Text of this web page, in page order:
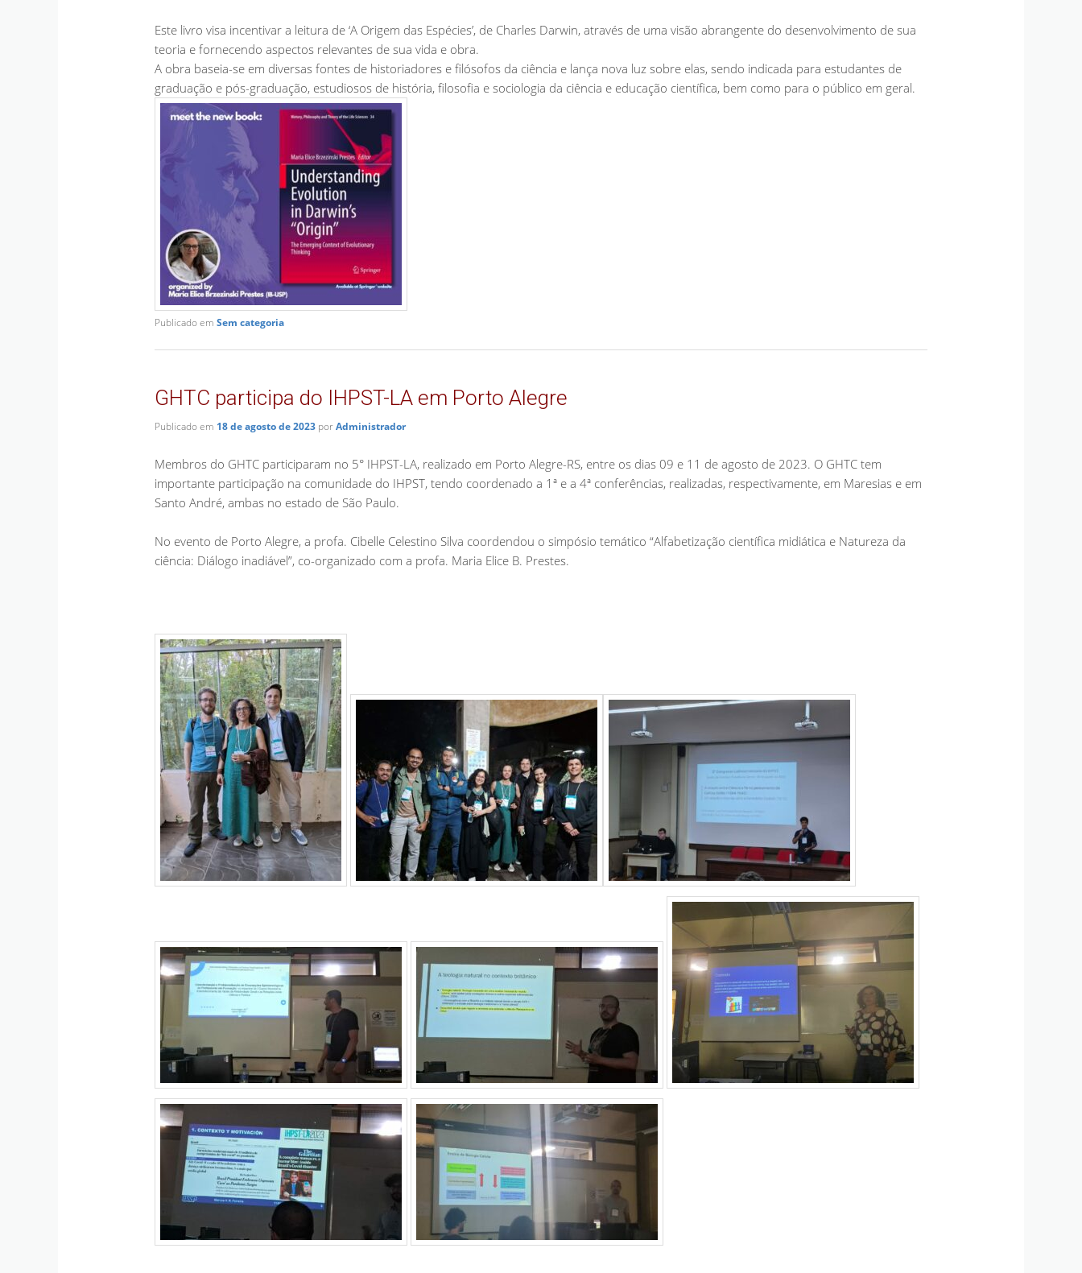
Este livro visa incentivar a leitura de ‘A Origem das Espécies’, de Charles Darwin, através de uma visão abrangente do desenvolvimento de sua
teoria e fornecendo aspectos relevantes de sua vida e obra.
A obra baseia-se em diversas fontes de historiadores e filósofos da ciência e lança nova luz sobre elas, sendo indicada para estudantes de
graduação e pós-graduação, estudiosos de história, filosofia e sociologia da ciência e educação científica, bem como para o público em geral.
Publicado em Sem categoria
GHTC participa do IHPST-LA em Porto Alegre
Publicado em 18 de agosto de 2023 porAdministrador
Membros do GHTC participaram no 5° IHPST-LA, realizado em Porto Alegre-RS, entre os dias 09 e 11 de agosto de 2023. O GHTC tem
importante participação na comunidade do IHPST, tendo coordenado a 1ª e a 4ª conferências, realizadas, respectivamente, em Maresias e em
Santo André, ambas no estado de São Paulo.
No evento de Porto Alegre, a profa. Cibelle Celestino Silva coordendou o simpósio temático “Alfabetização científica midiática e Natureza da
ciência: Diálogo inadiável”, co-organizado com a profa. Maria Elice B. Prestes.